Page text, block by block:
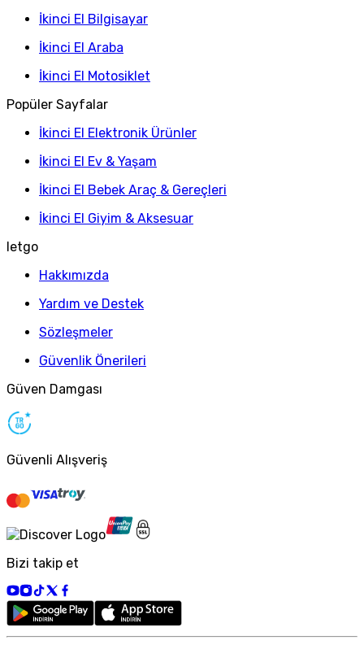
İkinci El Bilgisayar
İkinci El Araba
İkinci El Motosiklet
Popüler Sayfalar
İkinci El Elektronik Ürünler
İkinci El Ev & Yaşam
İkinci El Bebek Araç & Gereçleri
İkinci El Giyim & Aksesuar
letgo
Hakkımızda
Yardım ve Destek
Sözleşmeler
Güvenlik Önerileri
Güven Damgası
Güvenli Alışveriş
Bizi takip et